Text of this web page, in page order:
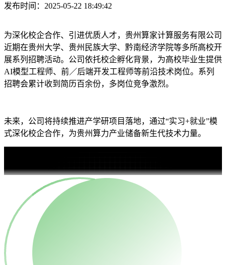
发布时间： 2025-05-22 18:49:42
为深化校企合作、引进优质人才，贵州算家计算服务有限公司
近期在贵州大学、贵州民族大学、黔南经济学院等多所高校开
展系列招聘活动。公司依托校企孵化背景，为高校毕业生提供
AI模型工程师、前／后端开发工程师等前沿技术岗位。系列
招聘会累计收到简历百余份，多岗位竞争激烈。
未来，公司将持续推进产学研项目落地，通过“实习+就业”模
式深化校企合作，为贵州算力产业储备新生代技术力量。